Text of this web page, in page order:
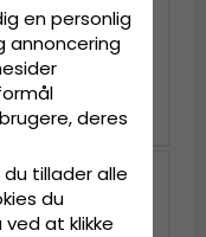
- Gårda Arese
Fedora
(natur)
kr.439
en personlig
annoncering
deres
du tillader alle
du
ved at klikke